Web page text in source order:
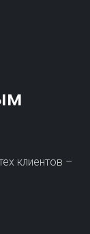
клиентов –